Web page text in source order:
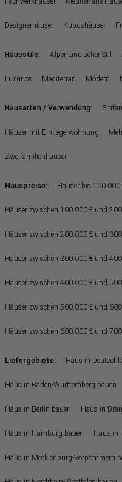
Designerhäuser Kubushäuser
Hausstile: Alpenländischer Stil
Luxuriös Mediterran Modern
Hausarten / Verwendung:
Häuser mit Einliegerwohnung
Zweifamilienhäuser
Hauspreise: Häuser bis 100.000
Häuser zwischen 100.000 € und
Häuser zwischen 200.000 € und
Häuser zwischen 300.000 € und
Häuser zwischen 400.000 € und
Häuser zwischen 500.000 € und
Häuser zwischen 600.000 € und
Liefergebiete: Haus in
Haus in Baden-Württemberg bauen
Haus in Berlin bauen Haus in
Haus in Hamburg bauen Haus in
Haus in Mecklenburg-Vorpommern